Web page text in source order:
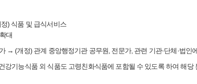
) 식품 및 급식서비스
대
→ (개정) 관계 중앙행정기관 공무원, 전문가, 관련 기관·단체·법인
강기능식품 외 식품도 고령친화식품에 포함될 수 있도록 하여 해당